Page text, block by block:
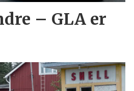
– GLA er